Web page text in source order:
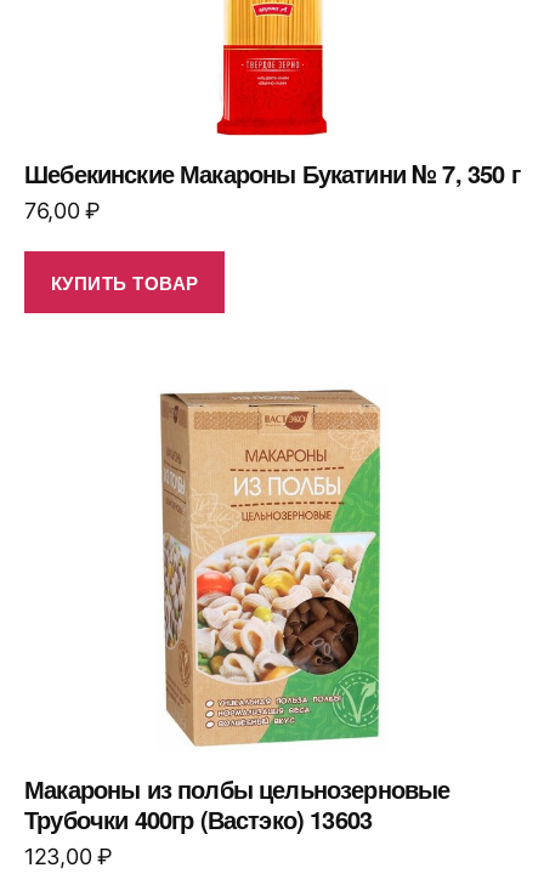
Шебекинские Макароны Букатини № 7, 350 г
76,00₽
КУПИТЬ ТОВАР
Макароны из полбы цельнозерновые
Трубочки 400гр (Вастэко) 13603
123,00₽